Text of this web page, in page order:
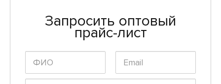
Запросить оптовый
прайс-лист